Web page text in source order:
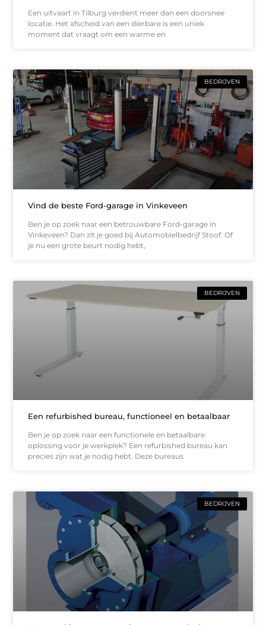
Een uitvaart in Tilburg verdient meer dan een doorsnee
locatie. Het afscheid van een dierbare is een uniek
moment dat vraagt om een warme en
BEDRIJVEN
Vind de beste Ford-garage in Vinkeveen
Ben je op zoek naar een betrouwbare Ford-garage in
Vinkeveen? Dan zit je goed bij Automobielbedrijf Stoof. Of
je nu een grote beurt nodig hebt,
BEDRIJVEN
Een refurbished bureau, functioneel en betaalbaar
Ben je op zoek naar een functionele en betaalbare
oplossing voor je werkplek? Een refurbished bureau kan
precies zijn wat je nodig hebt. Deze bureaus
BEDRIJVEN